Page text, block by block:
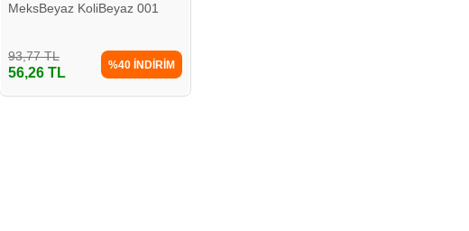
MeksBeyaz KoliBeyaz 001
93,77 TL
56,26 TL
%40 İNDİRİM